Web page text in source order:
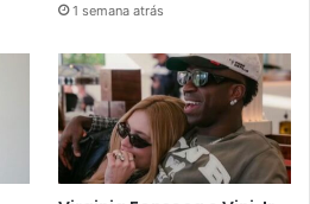
1 semana atrás